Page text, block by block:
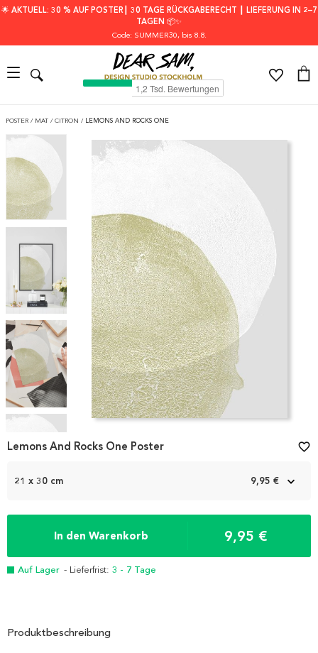
🌟 AKTUELL: 30 % AUF POSTER┃ 30 TAGE RÜCKGABERECHT ┃ LIEFERUNG IN 2–7
TAGEN 📦✨
Code: SUMMER30, bis 8.8.
POSTER / MAT / CITRON / LEMONS AND ROCKS ONE
Item
1
21 x 30 cm 9,95 €
In den Warenkorb 9,95 €
Auf Lager - Lieferfrist: 3 - 7 Tage
Lemons And Rocks One Poster favorite_border
Produktbeschreibung